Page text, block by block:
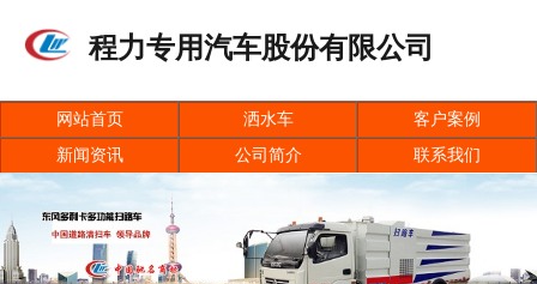
程力专用汽车股份有限公司
网站首页 洒水车
客户案例
新闻资讯
公司简介 联系我们